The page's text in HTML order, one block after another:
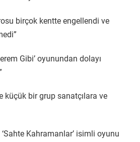
birçok kentte engellendi ve
Gibi’ oyunundan dolayı
küçük bir grup sanatçılara ve
Kahramanlar’ isimli oyunu